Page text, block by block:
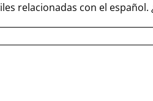
relacionadas con el español.